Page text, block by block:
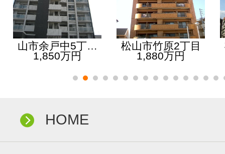
山市余戸中5丁…
1,850万円
松山市竹原2丁目
1,880万円
HOME